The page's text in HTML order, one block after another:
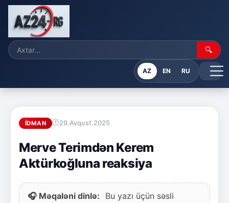
🔍
AZ EN RU
İDMAN 29.Avqust.2025
Merve Terimdən Kerem
Aktürkoğluna reaksiya
🎧 Məqaləni dinlə:
Bu yazı üçün səsli